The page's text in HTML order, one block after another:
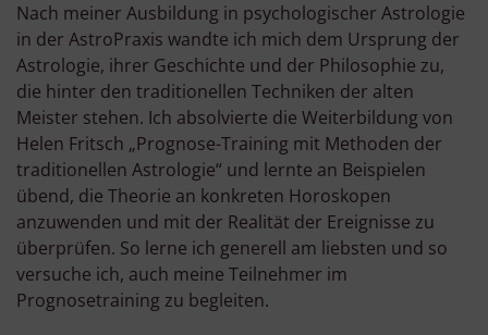
Nach meiner Ausbildung in psychologischer Astrologie
in der AstroPraxis wandte ich mich dem Ursprung der
Astrologie, ihrer Geschichte und der Philosophie zu,
die hinter den traditionellen Techniken der alten
Meister stehen. Ich absolvierte die Weiterbildung von
Helen Fritsch „Prognose-Training mit Methoden der
traditionellen Astrologie“ und lernte an Beispielen
übend, die Theorie an konkreten Horoskopen
anzuwenden und mit der Realität der Ereignisse zu
überprüfen. So lerne ich generell am liebsten und so
versuche ich, auch meine Teilnehmer im
Prognosetraining zu begleiten.